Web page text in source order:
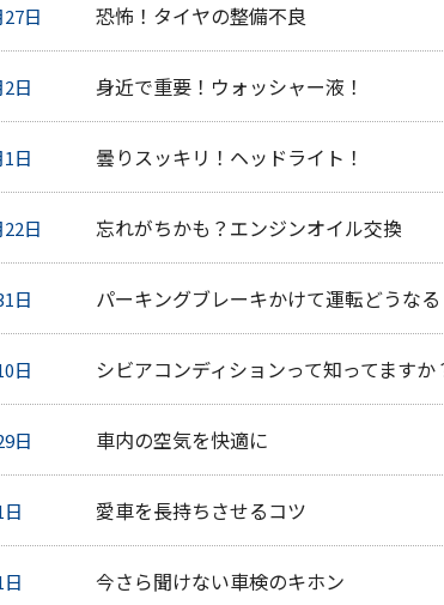
日 恐怖！タイヤの整備不良
日 身近で重要！ウォッシャー液！
日 曇りスッキリ！ヘッドライト！
日 忘れがちかも？エンジンオイル交換
日 パーキングブレーキかけて運転どうなる
日 シビアコンディションって知ってますか
日 車内の空気を快適に
愛車を長持ちさせるコツ
今さら聞けない車検のキホン